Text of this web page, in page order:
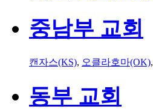
중남부 교회
캔자스(KS), 오클라호마(OK),
동부 교회